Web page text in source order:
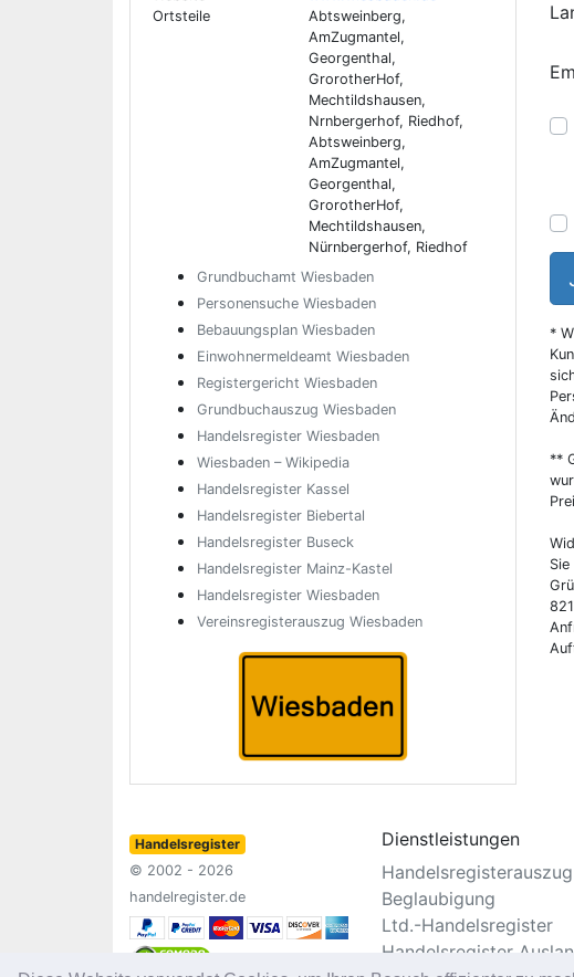
Ortsteile
Abtsweinberg,
AmZugmantel,
Georgenthal,
GrorotherHof,
Mechtildshausen,
Nrnbergerhof, Riedhof,
Abtsweinberg,
AmZugmantel,
Georgenthal,
GrorotherHof,
Mechtildshausen,
Nürnbergerhof, Riedhof
Grundbuchamt Wiesbaden
Personensuche Wiesbaden
Bebauungsplan Wiesbaden
Einwohnermeldeamt Wiesbaden
Registergericht Wiesbaden
Grundbuchauszug Wiesbaden
Handelsregister Wiesbaden
Wiesbaden – Wikipedia
Handelsregister Kassel
Handelsregister Biebertal
Handelsregister Buseck
Handelsregister Mainz-Kastel
Handelsregister Wiesbaden
Vereinsregisterauszug Wiesbaden
*
**
Handelsregister
© 2002 - 2026
handelregister.de
Dienstleistungen
Handelsregisterauszug
Beglaubigung
Ltd.-Handelsregister
Handelsregister